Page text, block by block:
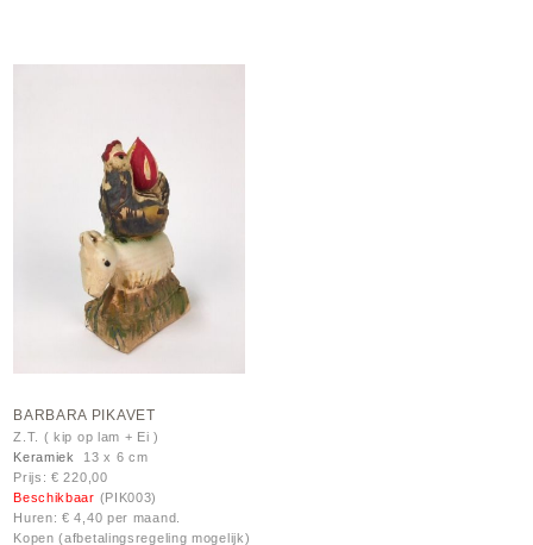
BARBARA PIKAVET
Z.T. ( kip op lam + Ei )
Keramiek
13 x 6 cm
Prijs: € 220,00
Beschikbaar (PIK003)
Huren: € 4,40 per maand.
Kopen (afbetalingsregeling mogelijk)